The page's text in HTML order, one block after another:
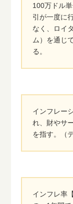
100万ドル
引が一度に
なく、ロイ
ム）を通じ
る。
インフレー
れ、財やサ
を指す。（
インフレ率